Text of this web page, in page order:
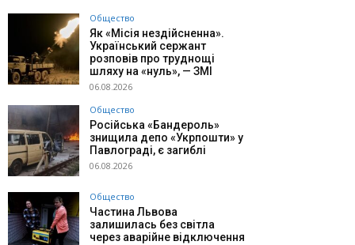
Общество
Як «Місія нездійсненна».
Український сержант
розповів про труднощі
шляху на «нуль», — ЗМІ
06.08.2026
Общество
Російська «Бандероль»
знищила депо «Укрпошти» у
Павлограді, є загиблі
06.08.2026
Общество
Частина Львова
залишилась без світла
через аварійне відключення